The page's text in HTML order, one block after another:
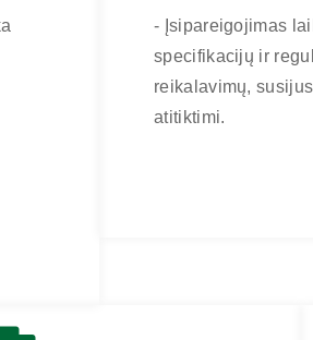
- Įsipareigojimas
specifikacijų ir
reikalavimų,
atitiktimi.